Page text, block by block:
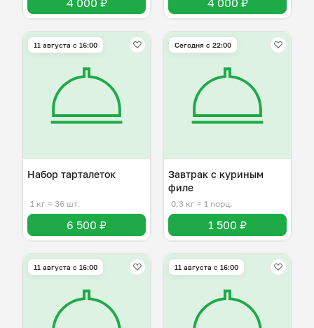
4 000 ₽ 4 000 ₽
11 августа с 16:00
Набор тарталеток
1 кг ≈ 36 шт.
6 500 ₽
Сегодня с 22:00
Завтрак с куриным
филе
0,3 кг ≈ 1 порц.
1 500 ₽
11 августа с 16:00 11 августа с 16:00